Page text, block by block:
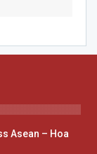
Asean – Hoa